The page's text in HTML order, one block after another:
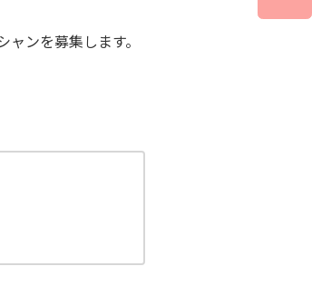
ンを募集します。